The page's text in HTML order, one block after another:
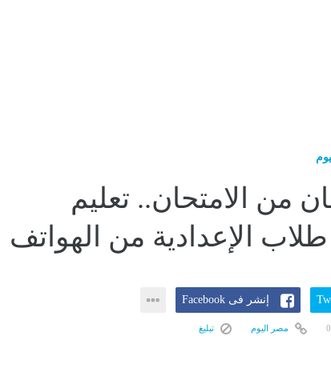
من الامتحان.. تعليم
طلاب الإعدادية من الهواتف
إنشر فى Facebook
مصر اليوم تبليغ